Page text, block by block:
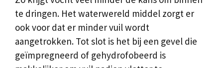
te dringen. Het waterwereld middel zorgt er
ook voor dat er minder vuil wordt
aangetrokken. Tot slot is het bij een gevel die
geïmpregneerd of gehydrofobeerd is